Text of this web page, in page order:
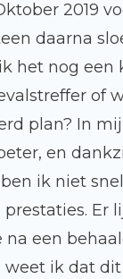
2019
daarna
het nog een
of
plan? In
en
ik niet
Er
een
weet ik dat